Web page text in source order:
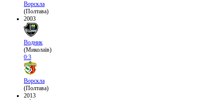
Ворскла
(Полтава)
2003
Водник
(Миколаїв)
0:3
Ворскла
(Полтава)
2013